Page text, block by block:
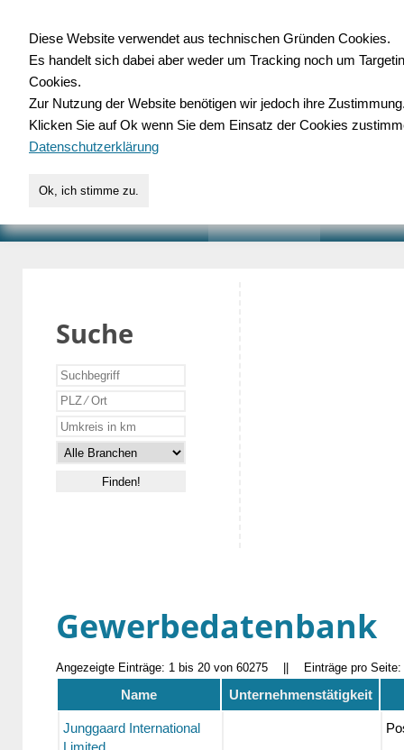
für Handwerk,
Suche
Gewerbedatenbank
Angezeigte Einträge: 1 bis 20 von 60275 Einträge pro Seite:
Name Unternehmenstätigkeit
Junggaard International
Diese Website verwendet aus technischen Gründen Cookies.
Es handelt sich dabei aber weder um Tracking noch um
Cookies.
Zur Nutzung der Website benötigen wir jedoch ihre
Klicken Sie auf Ok wenn Sie dem Einsatz der Cookies
Datenschutzerklärung
Ok, ich stimme zu.